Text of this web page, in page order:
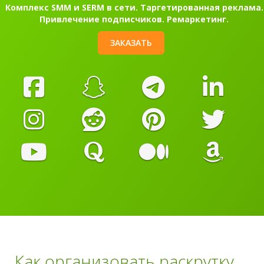
Комплекс SMM и SERM в сети. Таргетированная реклама.
Привлечение подписчиков. Ремаркетинг.
ЗАКАЗАТЬ